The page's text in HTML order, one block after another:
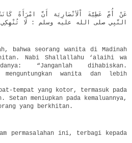
عَنْ أُمِّ عَطِيَّةَ اْلَأنْصَارِيَة أَنَّ امْرَأَةً
النَّبِي صلى الله عليه وسلم : لَا
bahwa seorang wanita di Madinah
Nabi Shallallahu ‘alaihi wa
“Janganlah dihabiskan.
wanita dan lebih
tempat yang kotor, termasuk pada
meniupkan pada kemaluannya,
yang berkhitan.
permasalahan ini, terbagi kepada